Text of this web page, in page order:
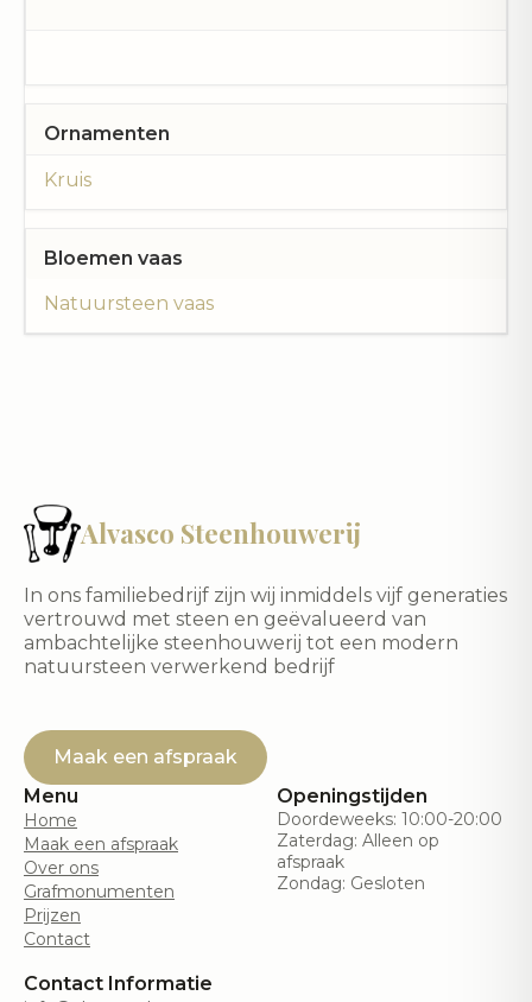
Ornamenten
Kruis
Bloemen vaas
Natuursteen vaas
Alvasco Steenhouwerij
In ons familiebedrijf zijn wij inmiddels vijf generaties
vertrouwd met steen en geëvalueerd van
ambachtelijke steenhouwerij tot een modern
natuursteen verwerkend bedrijf
Maak een afspraak
Menu
Home
Maak een afspraak
Over ons
Grafmonumenten
Prijzen
Contact
Openingstijden
Doordeweeks: 10:00-20:00
Zaterdag: Alleen op
afspraak
Zondag: Gesloten
Contact Informatie